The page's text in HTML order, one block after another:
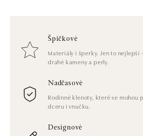
Špičkové
Materiály i šperky. Jen to nejlepší
drahé kameny a perly.
Nadčasové
Rodinné klenoty, které se mohou
dceru i vnučku.
Designové